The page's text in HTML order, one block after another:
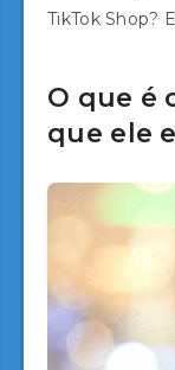
TikTok Shop?
O que é
que ele